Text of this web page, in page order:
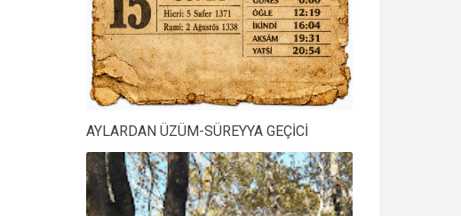
AYLARDAN ÜZÜM-SÜREYYA GEÇİCİ